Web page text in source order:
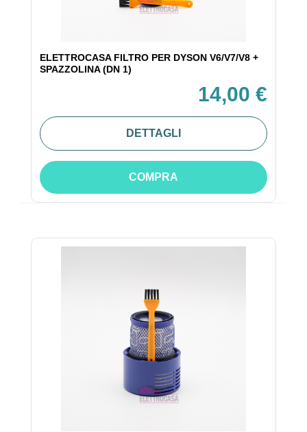
ELETTROCASA FILTRO PER DYSON V6/V7/V8 +
SPAZZOLINA (DN 1)
14,00 €
DETTAGLI
COMPRA